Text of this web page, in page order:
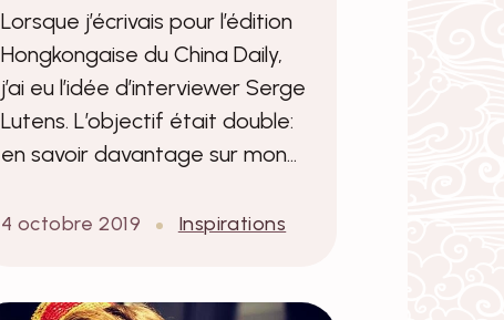
Lorsque j’écrivais pour l’édition
Hongkongaise du China Daily,
j’ai eu l’idée d’interviewer Serge
Lutens. L’objectif était double:
en savoir davantage sur mon…
4 octobre 2019 Inspirations